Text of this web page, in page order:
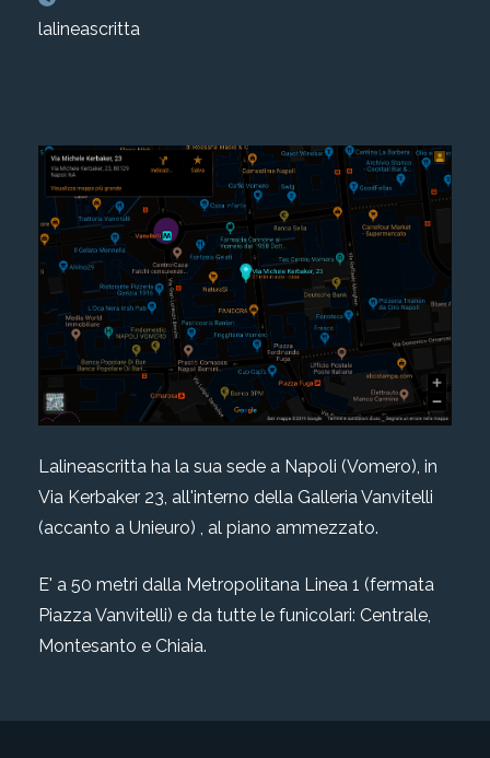
lalineascritta
Lalineascritta ha la sua sede a Napoli (Vomero), in
Via Kerbaker 23, all'interno della Galleria Vanvitelli
(accanto a Unieuro) , al piano ammezzato.
E' a 50 metri dalla Metropolitana Linea 1 (fermata
Piazza Vanvitelli) e da tutte le funicolari: Centrale,
Montesanto e Chiaia.